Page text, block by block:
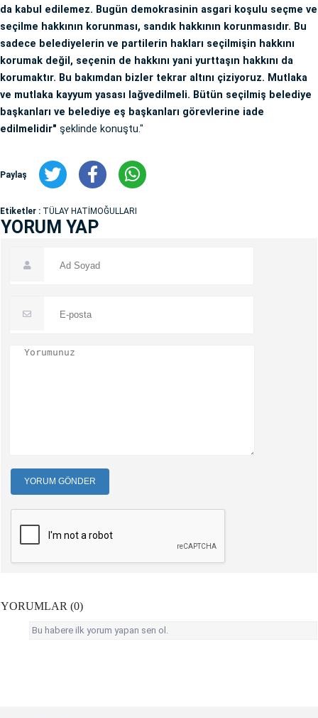
da kabul edilemez. Bugün demokrasinin asgari koşulu seçme ve
seçilme hakkının korunması, sandık hakkının korunmasıdır. Bu
sadece belediyelerin ve partilerin hakları seçilmişin hakkını
korumak değil, seçenin de hakkını yani yurttaşın hakkını da
korumaktır. Bu bakımdan bizler tekrar altını çiziyoruz. Mutlaka
ve mutlaka kayyum yasası lağvedilmeli. Bütün seçilmiş belediye
başkanları ve belediye eş başkanları görevlerine iade
edilmelidir" şeklinde konuştu."
Paylaş
Etiketler : TÜLAY HATİMOĞULLARI
YORUM YAP
YORUM GÖNDER
YORUMLAR (0)
Bu habere ilk yorum yapan sen ol.